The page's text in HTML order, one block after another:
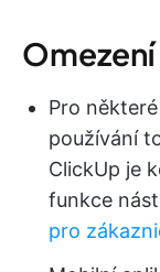
Pro
používání
ClickUp je
funkce
pro